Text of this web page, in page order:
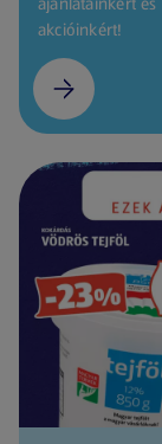
akcióinkért!